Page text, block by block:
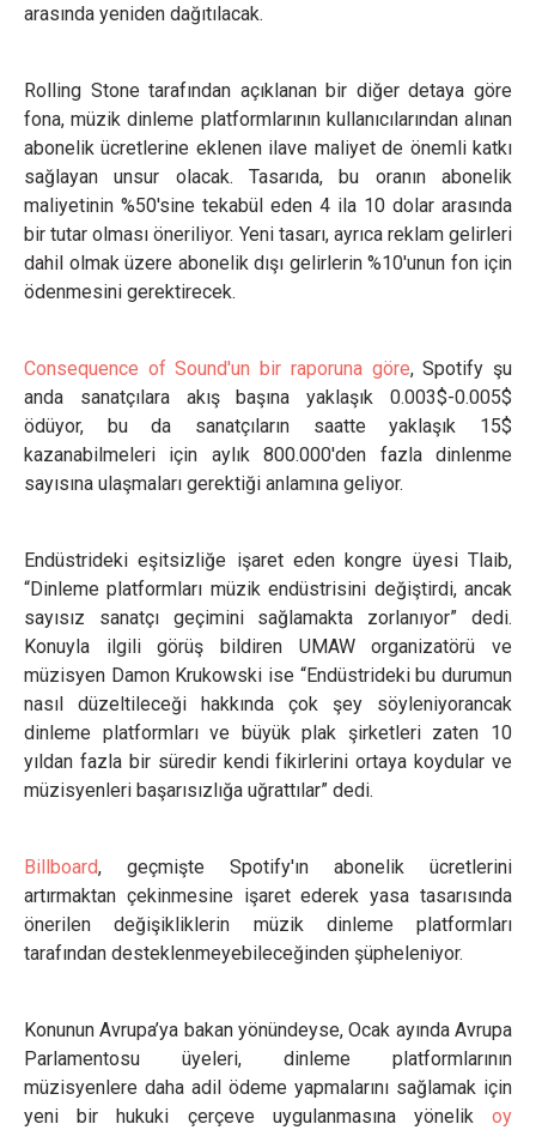
arasında yeniden dağıtılacak.
Rolling Stone tarafından açıklanan bir diğer detaya göre
fona, müzik dinleme platformlarının kullanıcılarından alınan
abonelik ücretlerine eklenen ilave maliyet de önemli katkı
sağlayan unsur olacak. Tasarıda, bu oranın abonelik
maliyetinin %50'sine tekabül eden 4 ila 10 dolar arasında
bir tutar olması öneriliyor. Yeni tasarı, ayrıca reklam gelirleri
dahil olmak üzere abonelik dışı gelirlerin %10'unun fon için
ödenmesini gerektirecek.
Consequence of Sound'un bir raporuna göre, Spotify şu
anda sanatçılara akış başına yaklaşık 0.003$-0.005$
ödüyor, bu da sanatçıların saatte yaklaşık 15$
kazanabilmeleri için aylık 800.000'den fazla dinlenme
sayısına ulaşmaları gerektiği anlamına geliyor.
Endüstrideki eşitsizliğe işaret eden kongre üyesi Tlaib,
“Dinleme platformları müzik endüstrisini değiştirdi, ancak
sayısız sanatçı geçimini sağlamakta zorlanıyor” dedi.
Konuyla ilgili görüş bildiren UMAW organizatörü ve
müzisyen Damon Krukowski ise “Endüstrideki bu durumun
nasıl düzeltileceği hakkında çok şey söyleniyorancak
dinleme platformları ve büyük plak şirketleri zaten 10
yıldan fazla bir süredir kendi fikirlerini ortaya koydular ve
müzisyenleri başarısızlığa uğrattılar” dedi.
Billboard, geçmişte Spotify'ın abonelik ücretlerini
artırmaktan çekinmesine işaret ederek yasa tasarısında
önerilen değişikliklerin müzik dinleme platformları
tarafından desteklenmeyebileceğinden şüpheleniyor.
Konunun Avrupa’ya bakan yönündeyse, Ocak ayında Avrupa
Parlamentosu üyeleri, dinleme platformlarının
müzisyenlere daha adil ödeme yapmalarını sağlamak için
yeni bir hukuki çerçeve uygulanmasına yönelik oy